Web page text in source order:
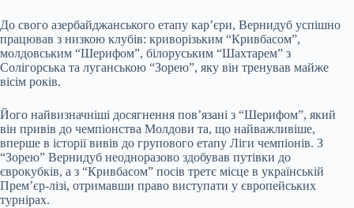
До свого азербайджанського етапу кар’єри, Вернидуб успішно
працював з низкою клубів: криворізьким “Кривбасом”,
молдовським “Шерифом”, білоруським “Шахтарем” з
Солігорська та луганською “Зорею”, яку він тренував майже
вісім років.
Його найвизначніші досягнення пов’язані з “Шерифом”, який
він привів до чемпіонства Молдови та, що найважливіше,
вперше в історії вивів до групового етапу Ліги чемпіонів. З
“Зорею” Вернидуб неодноразово здобував путівки до
єврокубків, а з “Кривбасом” посів третє місце в українській
Прем’єр-лізі, отримавши право виступати у європейських
турнірах.